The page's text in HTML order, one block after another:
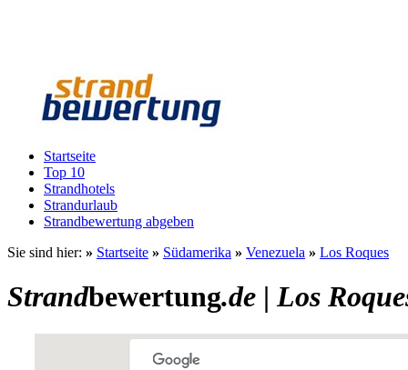
Startseite
Top 10
Strandhotels
Strandurlaub
Strandbewertung abgeben
Sie sind hier: » Startseite » Südamerika » Venezuela » Los Roques
Strandbewertung.de |Los